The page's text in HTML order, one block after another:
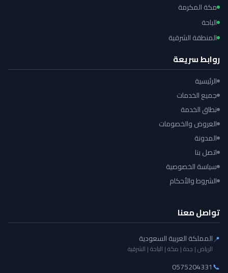
مكة المكرمة
الباحة
المنطقة الشرقية
روابط سريعة
الرئيسية
جميع الخدمات
نطاق الخدمة
العروض والخصومات
المدونة
اتصل بنا
سياسة الخصوصية
الشروط والأحكام
تواصل معنا
📍المملكة العربية السعودية
الرياض | جدة | مكة | الباحة | الشرقية
📞
0575204331